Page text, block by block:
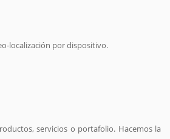
localización por dispositivo.
servicios o portafolio. Hacemos la